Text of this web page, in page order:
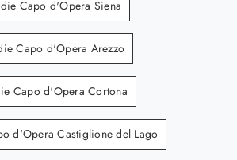
Capo d'Opera Siena
Capo d'Opera Arezzo
Capo d'Opera Cortona
d'Opera Castiglione del Lago